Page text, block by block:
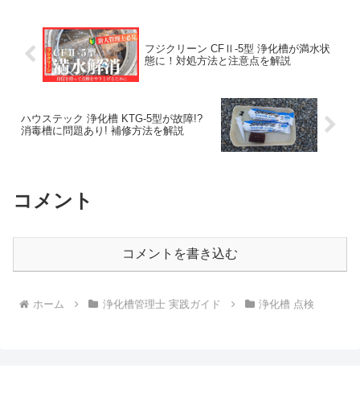
フジクリーン CFⅡ-5型 浄化槽が満水状
態に！対処方法と注意点を解説
ハウステック 浄化槽 KTG-5型が故障!?
消毒槽に問題あり! 補修方法を解説
コメント
コメントを書き込む
ホーム 浄化槽管理士 実践ガイド 浄化槽 点検